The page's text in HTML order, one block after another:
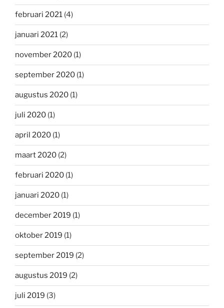
februari 2021 (4)
januari 2021 (2)
november 2020 (1)
september 2020 (1)
augustus 2020 (1)
juli 2020 (1)
april 2020 (1)
maart 2020 (2)
februari 2020 (1)
januari 2020 (1)
december 2019 (1)
oktober 2019 (1)
september 2019 (2)
augustus 2019 (2)
juli 2019 (3)